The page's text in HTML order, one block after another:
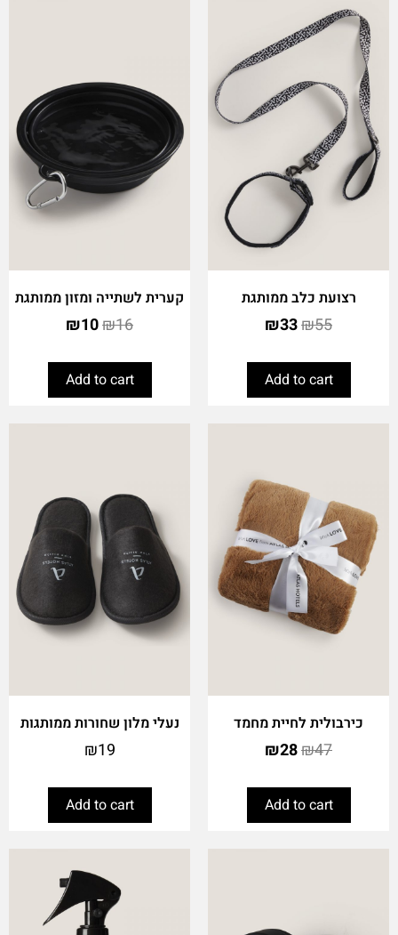
רצועת כלב ממותגת
₪55
₪33
Add to cart
קערית לשתייה ומזון ממותגת
₪16
₪10
Add to cart
כירבולית לחיית מחמד
₪47
₪28
Add to cart
נעלי מלון שחורות ממותגות
₪19
Add to cart